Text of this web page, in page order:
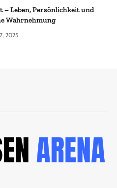
– Leben, Persönlichkeit und
Wahrnehmung
2025